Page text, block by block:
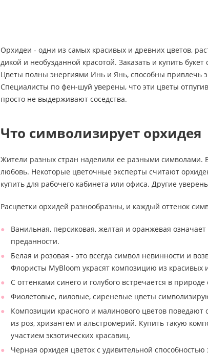
Орхидеи - одни из самых красивых и древних цветов,
дикой и необузданной красотой. Заказать и купить
Цветы полны энергиями Инь и Янь, способны привлечь
Специалисты по фен-шуй уверены, что эти цветы
просто не выдерживают соседства.
Что символизирует орхидея
Жители разных стран наделили ее разными символами.
любовь. Некоторые цветочные эксперты считают
купить для рабочего кабинета или офиса. Другие
Расцветки орхидей разнообразны, и каждый оттенок
Ванильная, персиковая, желтая и оранжевая
преданности.
Белая и розовая - это всегда символ невинности и
Флористы MyBloom украсят композицию из
С оттенками синего и голубого встречается в
Фиолетовые, лиловые, сиреневые цветы
Композиции красного и малинового цветов
из роз, хризантем и альстромерий. Купить такую
участием экзотических красавиц.
Черная орхидея цветок с удивительной